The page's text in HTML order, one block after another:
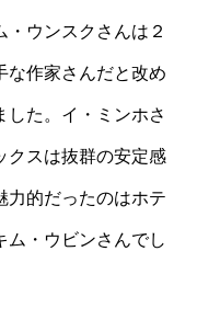
ウンスクさんは２
な作家さんだと改め
した。イ・ミンホさ
クスは抜群の安定感
力的だったのはホテ
ム・ウビンさんでし